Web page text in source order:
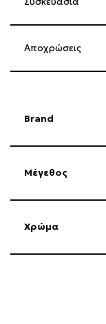
Αποχρώσεις
Brand
Μέγεθος
Χρώμα